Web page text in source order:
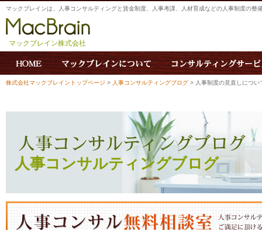
マックブレインは、人事コンサルティングと賃金制度、人事考課、人材育成などの人事制度の整
マックブレイン株式会社
株式会社マックブレイントップページ > 人事コンサルティングブログ > 人事制度の見直しについ
人事コンサルティングブログ